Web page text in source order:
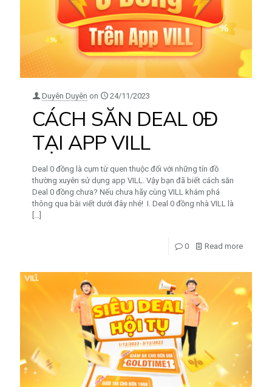
Duyên Duyên on 24/11/2023
CÁCH SĂN DEAL 0Đ
TẠI APP VILL
Deal 0 đồng là cụm từ quen thuộc đối với những tín đồ
thường xuyên sử dụng app VILL. Vậy bạn đã biết cách săn
Deal 0 đồng chưa? Nếu chưa hãy cùng VILL khám phá
thông qua bài viết dưới đây nhé! I. Deal 0 đồng nhà VILL là
0 Read more